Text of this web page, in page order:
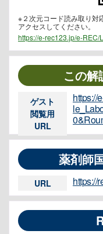
※２次元コード読み取り対
アクセスしてください。
https://e-rec123.jp/e-REC/
この解
ゲスト
閲覧用
URL
https://
薬剤師
URL https://